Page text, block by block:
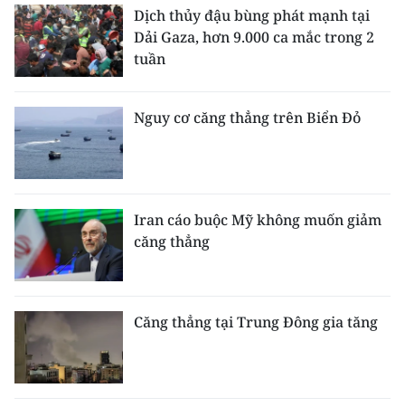
Dịch thủy đậu bùng phát mạnh tại
Dải Gaza, hơn 9.000 ca mắc trong 2
tuần
Nguy cơ căng thẳng trên Biển Đỏ
Iran cáo buộc Mỹ không muốn giảm
căng thẳng
Căng thẳng tại Trung Đông gia tăng